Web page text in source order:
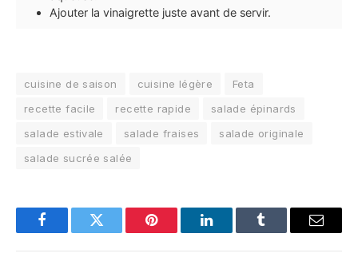
Ajouter la vinaigrette juste avant de servir.
cuisine de saison cuisine légère
Feta
recette facile
recette rapide
salade épinards
salade estivale
salade fraises
salade originale
salade sucrée salée
FacebookTwitter Pinterest LinkedInTumblr Email